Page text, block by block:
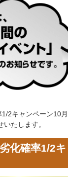
2キャンペーン10
たします。
化確率1/2